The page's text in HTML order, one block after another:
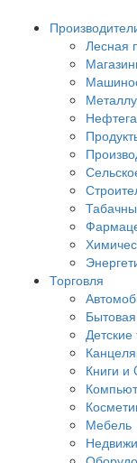
Лесная
Торговля
Книги и
Мебель